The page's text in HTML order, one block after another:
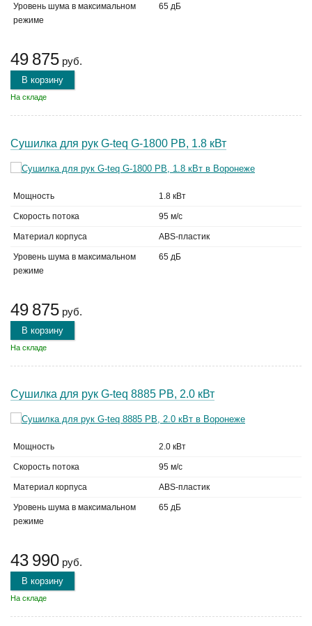
Уровень шума в максимальном
режиме
65 дБ
49 875 руб.
В корзину
На складе
Сушилка для рук G-teq G-1800 PB, 1.8 кВт
Мощность 1.8 кВт
Скорость потока 95 м/с
Материал корпуса ABS-пластик
Уровень шума в максимальном
режиме
65 дБ
49 875 руб.
В корзину
На складе
Сушилка для рук G-teq 8885 PB, 2.0 кВт
Мощность 2.0 кВт
Скорость потока 95 м/с
Материал корпуса ABS-пластик
Уровень шума в максимальном
режиме
65 дБ
43 990 руб.
В корзину
На складе